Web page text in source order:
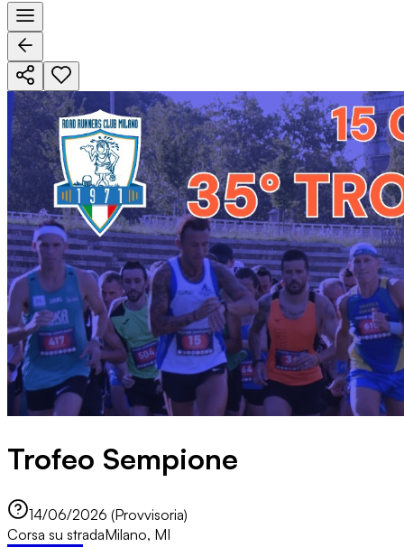
Trofeo Sempione
14/06/2026 (Provvisoria)
Corsa su stradaMilano, MI